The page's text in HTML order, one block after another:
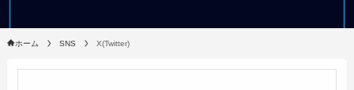
ホーム SNS X(Twitter)